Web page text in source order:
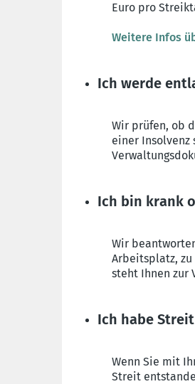
Euro pro
Weitere Infos
Ich werde
Wir prüfen, ob
einer Insolvenz
Ich bin krank
Wir
Arbeitsplatz, zu
steht Ihnen zur
Ich habe
Wenn Sie mit
Streit